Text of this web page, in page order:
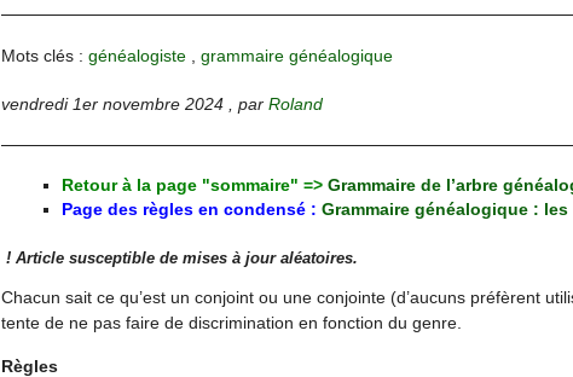
Mots clés : généalogiste, grammaire généalogique
vendredi 1er novembre 2024 , par Roland
Retour à la page "sommaire" => Grammaire de l’arbre
Page des règles en condensé : Grammaire généalogique :
! Article susceptible de mises à jour aléatoires.
Chacun sait ce qu’est un conjoint ou une conjointe (d’aucuns préfèrent
tente de ne pas faire de discrimination en fonction du genre.
Règles